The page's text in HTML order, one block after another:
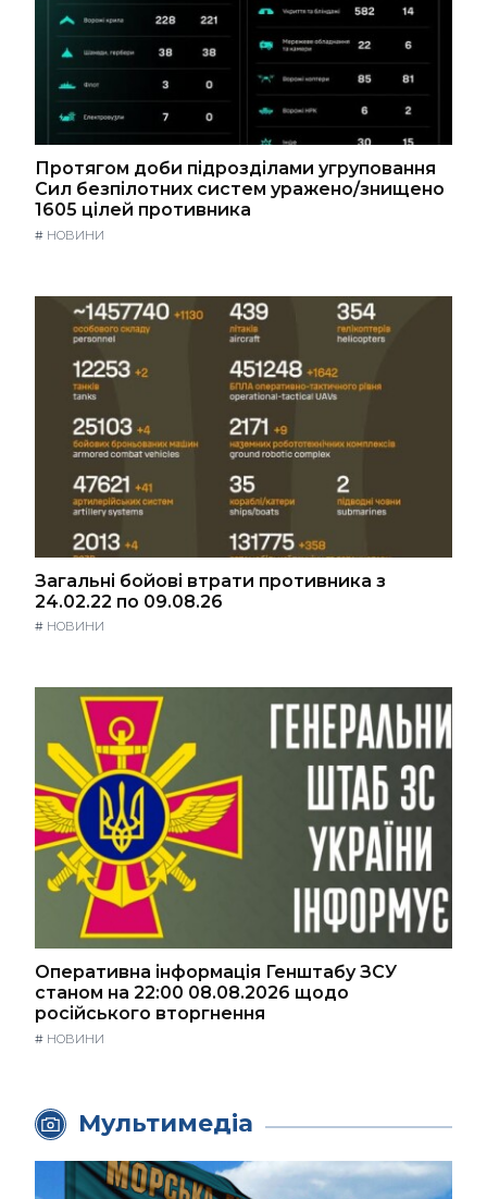
Протягом доби підрозділами угруповання
Сил безпілотних систем уражено/знищено
1605 цілей противника
# НОВИНИ
Загальні бойові втрати противника з
24.02.22 по 09.08.26
# НОВИНИ
Оперативна інформація Генштабу ЗСУ
станом на 22:00 08.08.2026 щодо
російського вторгнення
# НОВИНИ
Мультимедіа